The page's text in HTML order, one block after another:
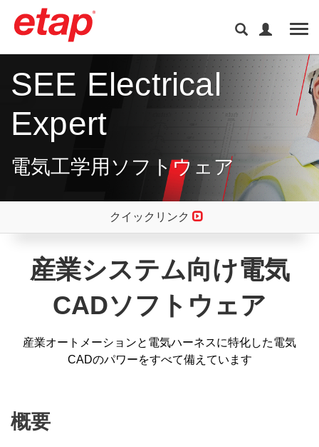
SEE Electrical
Expert
電気工学用ソフトウェア
クイックリンク
産業システム向け電気
CADソフトウェア
産業オートメーションと電気ハーネスに特化した電気
CADのパワーをすべて備えています
概要